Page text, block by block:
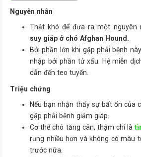
Nguyên nhân
Thật khó để đưa ra một nguyên
suy giáp ở chó Afghan Hound.
Bởi phần lớn khi gặp phải bệnh
nhập bởi phần tử xấu. Hệ miễn
dẫn đến teo tuyến.
Triệu chứng
Nếu bạn nhận thấy sự bất ổn của
gặp phải bệnh giảm giáp.
Cơ thể chó tăng cân, thậm chí là
rụng nhiều hơn và không có màu
trước nữa.